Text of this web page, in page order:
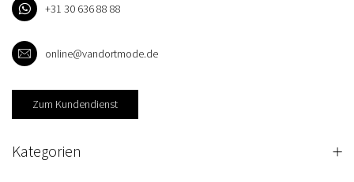
+31 30 636 88 88
online@vandortmode.de
Zum Kundendienst
Kategorien